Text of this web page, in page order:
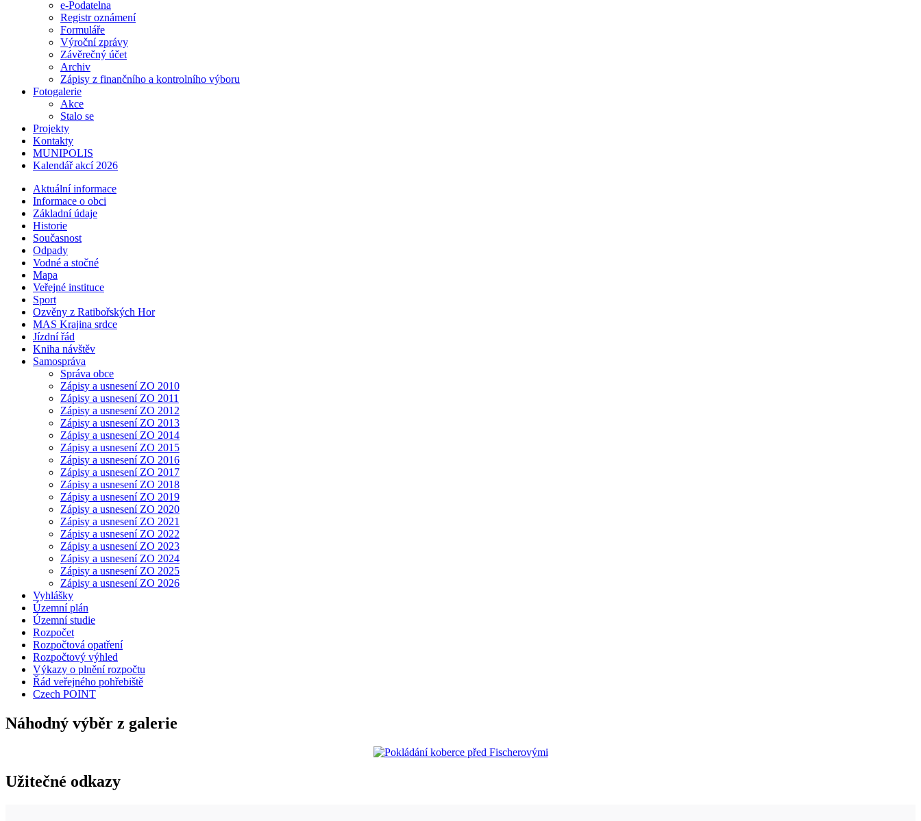
e-Podatelna
Registr oznámení
Formuláře
Výroční zprávy
Závěrečný účet
Archiv
Zápisy z finančního a kontrolního výboru
Fotogalerie
Akce
Stalo se
Projekty
Kontakty
MUNIPOLIS
Kalendář akcí 2026
Aktuální informace
Informace o obci
Základní údaje
Historie
Současnost
Odpady
Vodné a stočné
Mapa
Veřejné instituce
Sport
Ozvěny z Ratibořských Hor
MAS Krajina srdce
Jízdní řád
Kniha návštěv
Samospráva
Správa obce
Zápisy a usnesení ZO 2010
Zápisy a usnesení ZO 2011
Zápisy a usnesení ZO 2012
Zápisy a usnesení ZO 2013
Zápisy a usnesení ZO 2014
Zápisy a usnesení ZO 2015
Zápisy a usnesení ZO 2016
Zápisy a usnesení ZO 2017
Zápisy a usnesení ZO 2018
Zápisy a usnesení ZO 2019
Zápisy a usnesení ZO 2020
Zápisy a usnesení ZO 2021
Zápisy a usnesení ZO 2022
Zápisy a usnesení ZO 2023
Zápisy a usnesení ZO 2024
Zápisy a usnesení ZO 2025
Zápisy a usnesení ZO 2026
Vyhlášky
Územní plán
Územní studie
Rozpočet
Rozpočtová opatření
Rozpočtový výhled
Výkazy o plnění rozpočtu
Řád veřejného pohřebiště
Czech POINT
Náhodný výběr z galerie
Užitečné odkazy